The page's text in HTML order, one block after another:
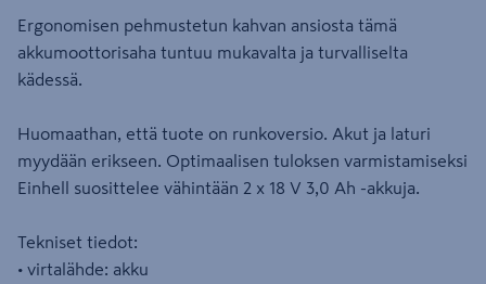
Ergonomisen pehmustetun kahvan ansiosta tämä
akkumoottorisaha tuntuu mukavalta ja turvalliselta
kädessä.
Huomaathan, että tuote on runkoversio. Akut ja laturi
myydään erikseen. Optimaalisen tuloksen varmistamiseksi
Einhell suosittelee vähintään 2 x 18 V 3,0 Ah -akkuja.
Tekniset tiedot:
• virtalähde: akku